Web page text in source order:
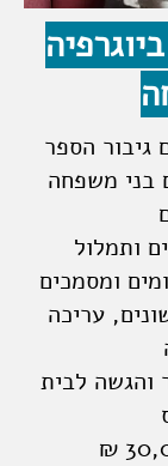
גיבור הספר
בני משפחה
ותמלול
ומסמכים
עריכה
והגשה לבית